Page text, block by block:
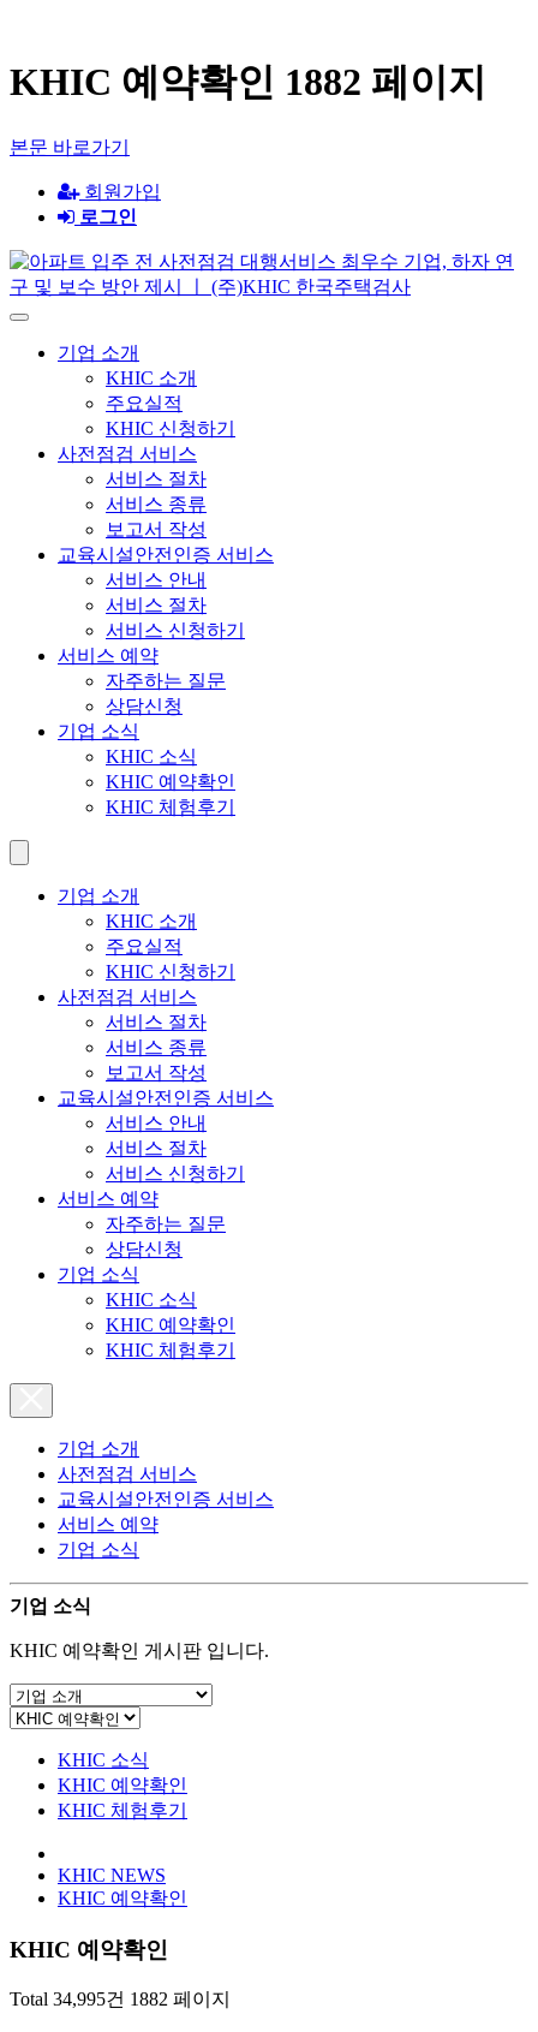
KHIC 예약확인 1882 페이지
본문 바로가기
회원가입
로그인
기업 소개
KHIC 소개
주요실적
KHIC 신청하기
사전점검 서비스
서비스 절차
서비스 종류
보고서 작성
교육시설안전인증 서비스
서비스 안내
서비스 절차
서비스 신청하기
서비스 예약
자주하는 질문
상담신청
기업 소식
KHIC 소식
KHIC 예약확인
KHIC 체험후기
기업 소개
KHIC 소개
주요실적
KHIC 신청하기
사전점검 서비스
서비스 절차
서비스 종류
보고서 작성
교육시설안전인증 서비스
서비스 안내
서비스 절차
서비스 신청하기
서비스 예약
자주하는 질문
상담신청
기업 소식
KHIC 소식
KHIC 예약확인
KHIC 체험후기
기업 소개
사전점검 서비스
교육시설안전인증 서비스
서비스 예약
기업 소식
기업 소식
KHIC 예약확인 게시판 입니다.
KHIC 소식
KHIC 예약확인
KHIC 체험후기
KHIC NEWS
KHIC 예약확인
KHIC 예약확인
Total 34,995건 1882 페이지